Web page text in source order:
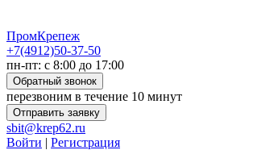
ПромКрепеж
+7(4912)50-37-50
пн-пт: с 8:00 до 17:00
Обратный звонок
перезвоним в течение 10 минут
Отправить заявку
sbit@krep62.ru
Войти | Регистрация